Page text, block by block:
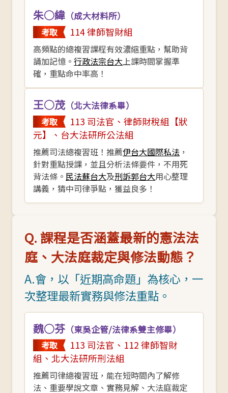
朱○緯 （成大材料所）
考取
114 律師智財組
高頻點的總複習課程有效濃縮重點，幫助背
誦加記憶。 行政法宗台大上課時間掌握準
確，重點命中率高！
王○茂 （北大法律系畢）
考取
113 司法官、律師財稅組 【狀
元】
、台大法研所公法組
推薦司法總複習班！推薦伊台大國際私法 ，
針對重點授課，並且分析法條要件，不用死
背法條。 民法蘇台大及刑訴郭台大用心整理
講義，猜中司律爭點，獲益良多！
Q. 課程是否涵蓋最新的憲法法
庭、大法庭裁定與修法動態？
A.會，以「近期高命題」為核心，一
次整理最新實務與修法重點。
魏○芬 （東吳企管/法律系雙主修畢）
考取
113 司法官、112 律師智財
組、北大法研所刑法組
推薦司律總複習班，能在短時間內了解修
法、重要學說文章、實務見解、大法庭裁定